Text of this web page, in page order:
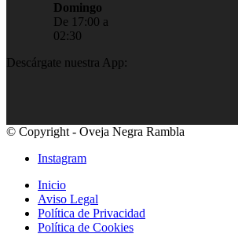
Domingo
De 17:00 a
02:30
Descárgate nuestra App:
© Copyright - Oveja Negra Rambla
Instagram
Inicio
Aviso Legal
Política de Privacidad
Política de Cookies